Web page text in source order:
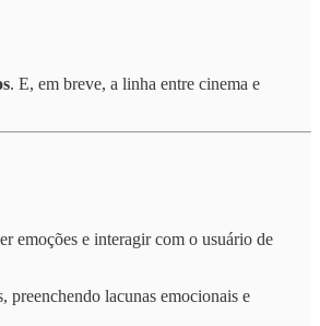
. E, em breve, a linha entre cinema e
emoções e interagir com o usuário de
preenchendo lacunas emocionais e